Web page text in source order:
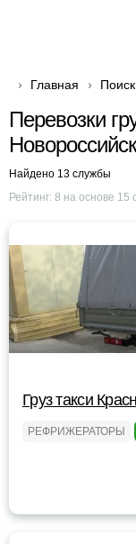
Главная
Перевозки
Найдено 13 службы
Рейтинг: 8 на основе 15
Груз такси
РЕФРИЖЕРАТОРЫ